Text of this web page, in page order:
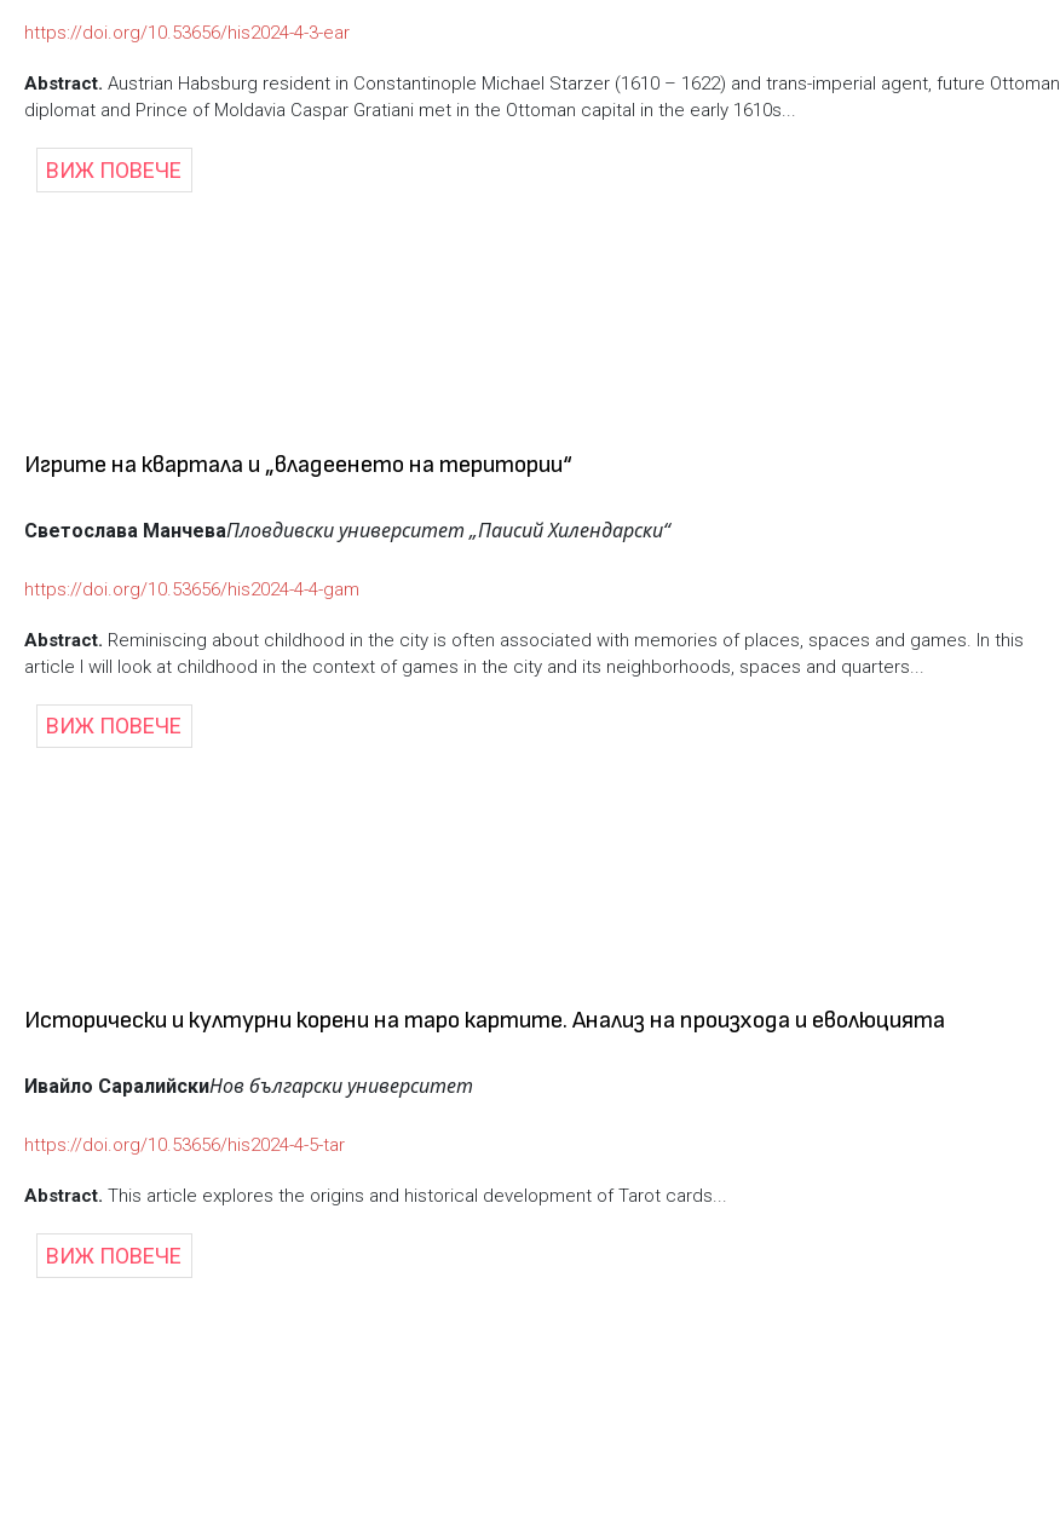
https://doi.org/10.53656/his2024-4-3-ear
Abstract. Austrian Habsburg resident in Constantinople Michael Starzer (1610 – 1622) and trans-imperial agent, future Ottoman
diplomat and Prince of Moldavia Caspar Gratiani met in the Ottoman capital in the early 1610s...
ВИЖ ПОВЕЧЕ
Игрите на квартала и „владеенето на територии“
Светослава МанчеваПловдивски университет „Паисий Хилендарски“
https://doi.org/10.53656/his2024-4-4-gam
Abstract. Reminiscing about childhood in the city is often associated with memories of places, spaces and games. In this
article I will look at childhood in the context of games in the city and its neighborhoods, spaces and quarters...
ВИЖ ПОВЕЧЕ
Исторически и културни корени на таро картите. Анализ на произхода и еволюцията
Ивайло СаралийскиНов български университет
https://doi.org/10.53656/his2024-4-5-tar
Abstract. This article explores the origins and historical development of Tarot cards...
ВИЖ ПОВЕЧЕ